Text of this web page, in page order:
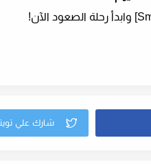
] وابدأ رحلة الصعود الآن!